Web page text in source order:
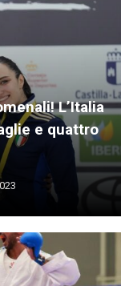
L’Italia
e quattro